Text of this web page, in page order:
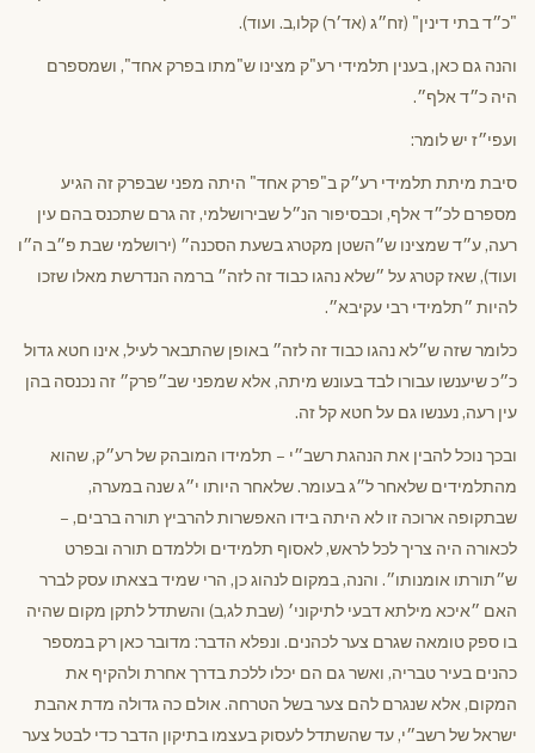
"כ״ד בתי דינין" (זח״ג (אד׳ר) קלו,ב. ועוד).
והנה גם כאן, בענין תלמידי רע"ק מצינו ש"מתו בפרק אחד", ושמספרם
היה כ״ד אלף״.
ועפי״ז יש לומר:
סיבת מיתת תלמידי רע״ק ב"פרק אחד" היתה מפני שבפרק זה הגיע
מספרם לכ״ד אלף, וכבסיפור הנ״ל שבירושלמי, זה גרם שתכנס בהם עין
רעה, ע״ד שמצינו ש״השטן מקטרג בשעת הסכנה״ (ירושלמי שבת פ״ב ה״ו
ועוד), שאז קטרג על ״שלא נהגו כבוד זה לזה״ ברמה הנדרשת מאלו שזכו
להיות ״תלמידי רבי עקיבא״.
כלומר שזה ש״לא נהגו כבוד זה לזה״ באופן שהתבאר לעיל, אינו חטא גדול
כ״כ שיענשו עבורו לבד בעונש מיתה, אלא שמפני שב״פרק״ זה נכנסה בהן
עין רעה, נענשו גם על חטא קל זה.
ובכך נוכל להבין את הנהגת רשב״י – תלמידו המובהק של רע״ק, שהוא
מהתלמידים שלאחר ל״ג בעומר. שלאחר היותו י״ג שנה במערה,
שבתקופה ארוכה זו לא היתה בידו האפשרות להרביץ תורה ברבים, –
לכאורה היה צריך לכל לראש, לאסוף תלמידים וללמדם תורה ובפרט
ש״תורתו אומנותו״. והנה, במקום לנהוג כן, הרי שמיד בצאתו עסק לברר
האם ״איכא מילתא דבעי לתיקוני׳ (שבת לג,ב) והשתדל לתקן מקום שהיה
בו ספק טומאה שגרם צער לכהנים. ונפלא הדבר: מדובר כאן רק במספר
כהנים בעיר טבריה, ואשר גם הם יכלו ללכת בדרך אחרת ולהקיף את
המקום, אלא שנגרם להם צער בשל הטרחה. אולם כה גדולה מדת אהבת
ישראל של רשב״י, עד שהשתדל לעסוק בעצמו בתיקון הדבר כדי לבטל צער